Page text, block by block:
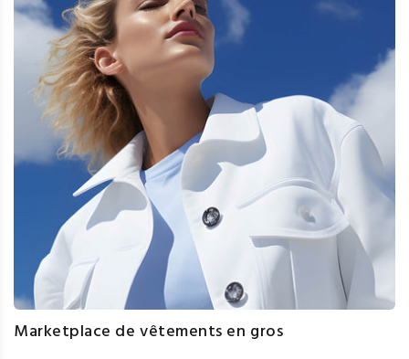
Marketplace de vêtements en gros